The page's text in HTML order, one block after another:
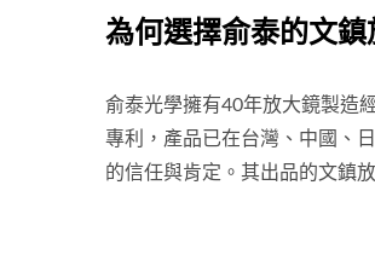
為何選擇俞泰的文
俞泰光學擁有40年放大鏡製造
專利，產品已在台灣、中國、
的信任與肯定。其出品的文鎮